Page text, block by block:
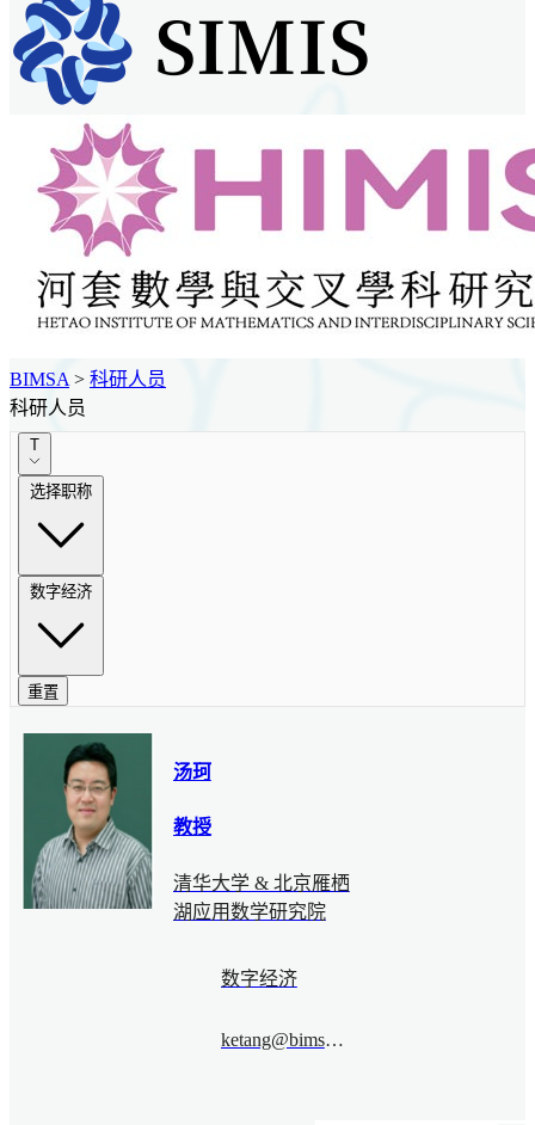
BIMSA > 科研人员
科研人员
T
选择职称
数字经济
重置
汤珂
教授
清华大学 & 北京雁栖
湖应用数学研究院
数字经济
ketang@bimsa.cn